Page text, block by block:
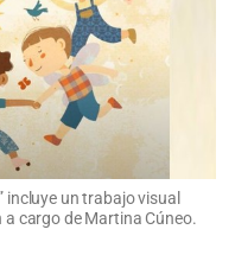
incluye un trabajo visual
cargo de Martina Cúneo.